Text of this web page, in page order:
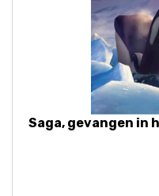
Saga, gevangen in